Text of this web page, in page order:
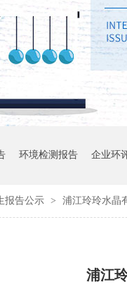
环境检测报告 企业环
报告公示 > 浦江玲玲水晶
浦江